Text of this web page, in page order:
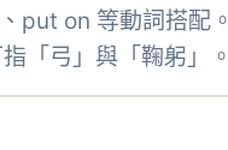
put on 等動詞搭配。
「弓」與「鞠躬」。